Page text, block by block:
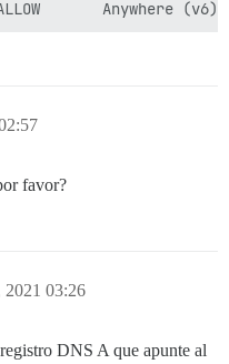
favor?
2021 03:26
DNS A que apunte al